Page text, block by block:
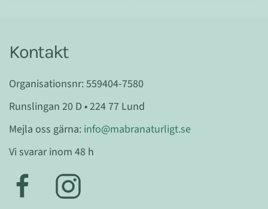
Kontakt
Organisationsnr: 559404-7580
Runslingan 20 D • 224 77 Lund
Mejla oss gärna: info@mabranaturligt.se
Vi svarar inom 48 h